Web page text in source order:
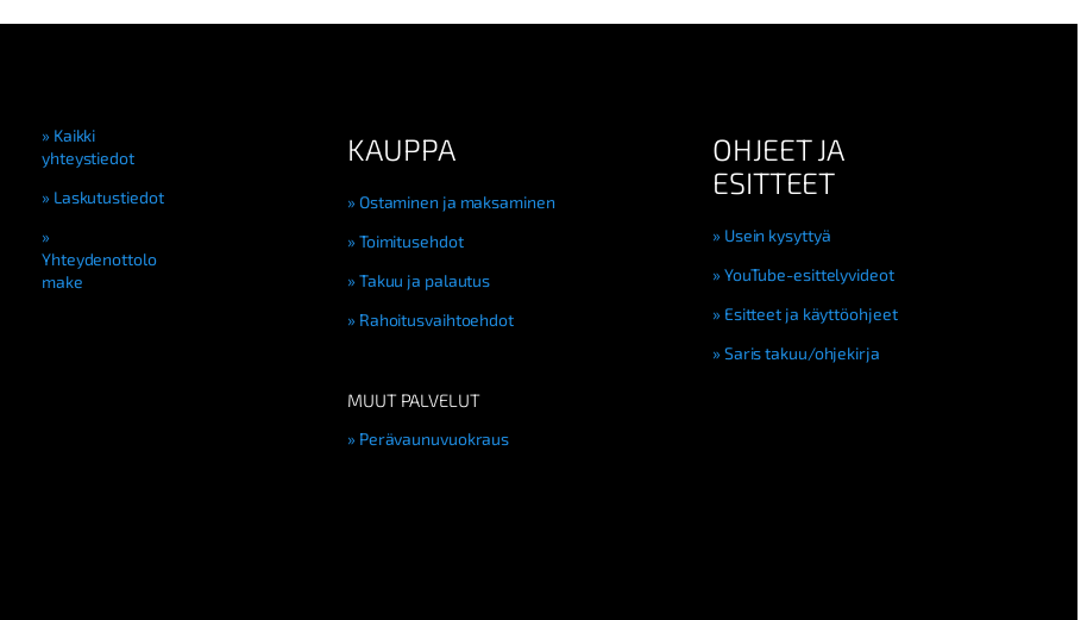
Kaikki
yhteystiedot
Laskutustiedot
Yhteydenottolo
make
KAUPPA
Ostaminen ja maksaminen
Toimitusehdot
Takuu ja palautus
Rahoitusvaihtoehdot
MUUT PALVELUT
Perävaunuvuokraus
OHJEET JA
ESITTEET
Usein kysyttyä
YouTube-esittelyvideot
Esitteet ja käyttöohjeet
Saris takuu/ohjekirja